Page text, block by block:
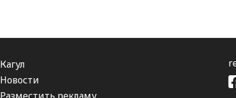
Кагул
Новости